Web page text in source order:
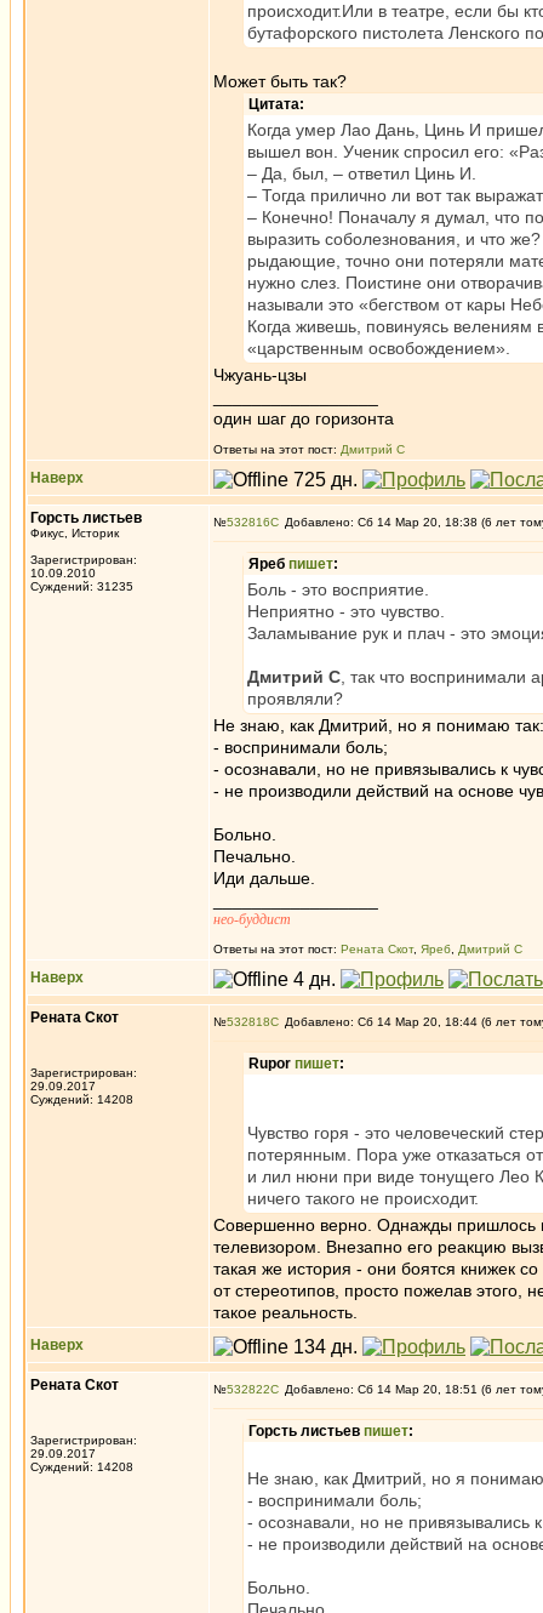
происходит.Или в театре, если бы
бутафорского пистолета Ленского
Может быть так?
Цитата:
Когда умер Лао Дань, Цинь И
вышел вон. Ученик спросил его:
– Да, был, – ответил Цинь И.
– Тогда прилично ли вот так
– Конечно! Поначалу я думал, что
выразить соболезнования, и что
рыдающие, точно они потеряли
нужно слез. Поистине они
называли это «бегством от кары
Когда живешь, повинуясь велениям
«царственным освобождением».
Чжуань-цзы
один шаг до горизонта
Ответы на этот пост: Дмитрий С
Наверх
Горсть листьев
Фикус, Историк
Зарегистрирован:
10.09.2010
Суждений: 31235
№532816 Добавлено: Сб 14 Мар 20, 18:38 (6 лет
Яреб пишет:
Боль - это восприятие.
Неприятно - это чувство.
Заламывание рук и плач - это
Дмитрий С , так что воспринимали
проявляли?
Не знаю, как Дмитрий, но я понимаю так:
- воспринимали боль;
- осознавали, но не привязывались к
- не производили действий на основе
Больно.
Печально.
Иди дальше.
нео-буддист
Ответы на этот пост: Рената Скот, Яреб Дмитрий С
Наверх
Рената Скот
Зарегистрирован:
29.09.2017
Суждений: 14208
№532818 Добавлено: Сб 14 Мар 20, 18:44 (6 лет
Rupor пишет:
Чувство горя - это человеческий
потерянным. Пора уже отказаться
и лил нюни при виде тонущего Лео
ничего такого не происходит.
Совершенно верно. Однажды пришлось
телевизором. Внезапно его реакцию
такая же история - они боятся книжек
от стереотипов, просто пожелав этого,
такое реальность.
Наверх
Рената Скот
Зарегистрирован:
29.09.2017
Суждений: 14208
№532822 Добавлено: Сб 14 Мар 20, 18:51 (6 лет
Горсть листьев пишет:
Не знаю, как Дмитрий, но я понимаю
- воспринимали боль;
- осознавали, но не привязывались к
- не производили действий на
Больно.